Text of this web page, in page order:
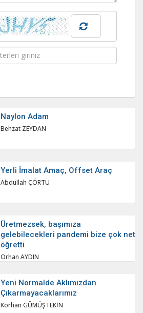
Naylon Adam
Behzat ZEYDAN
Yerli İmalat Amaç, Offset Araç
Abdullah ÇÖRTÜ
Üretmezsek, başımıza
gelebilecekleri pandemi bize çok net
öğretti
Orhan AYDIN
Yeni Normalde Aklımızdan
Çıkarmayacaklarımız
Korhan GÜMÜŞTEKİN